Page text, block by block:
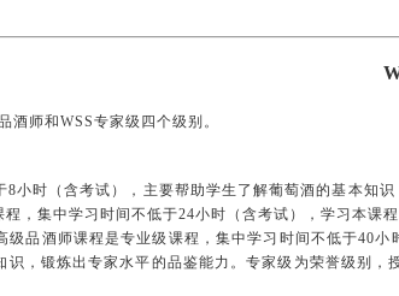
酒师和WSS专家级四个级别。
8小时（含考试），主要帮助学生了解葡萄酒的基本知
，集中学习时间不低于24小时（含考试），学习本课
品酒师课程是专业级课程，集中学习时间不低于40小
，锻炼出专家水平的品鉴能力。专家级为荣誉级别